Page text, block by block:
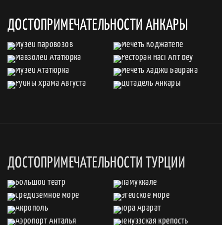
ДОСТОПРИМЕЧАТЕЛЬНОСТИ АНКАРЫ
ДОСТОПРИМЕЧАТЕЛЬНОСТИ ТУРЦИИ